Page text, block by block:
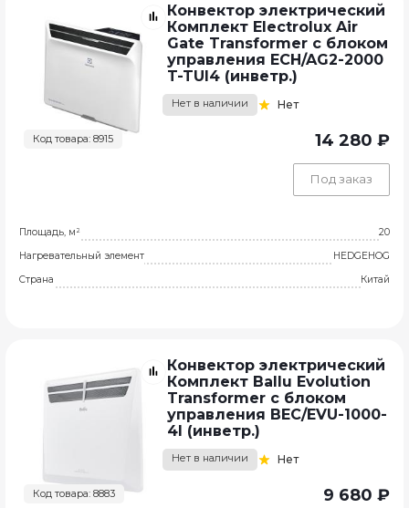
Код товара: 8915
Конвектор электрический
Комплект Electrolux Air
Gate Transformer с блоком
управления ECH/AG2-2000
T-TUI4 (инветр.)
Нет в наличии Нет
14 280 ₽
Под заказ
Площадь, м²
20
Нагревательный элемент
HEDGEHOG
Страна
Китай
Код товара: 8883
Конвектор электрический
Комплект Ballu Evolution
Transformer с блоком
управления BEC/EVU-1000-
4I (инветр.)
Нет в наличии Нет
9 680 ₽